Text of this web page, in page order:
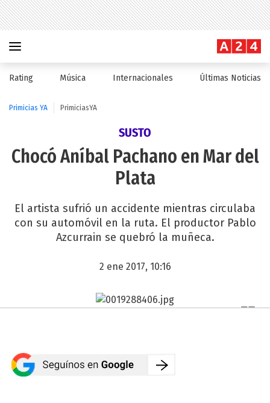
Rating Música Internacionales Últimas Noticias
Primicias YA PrimiciasYA
SUSTO
Chocó Aníbal Pachano en Mar del
Plata
El artista sufrió un accidente mientras circulaba
con su automóvil en la ruta. El productor Pablo
Azcurrain se quebró la muñeca.
2 ene 2017, 10:16